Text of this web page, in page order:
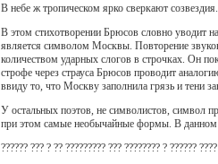
В небе ж тропическом ярко сверкают созвездия.
В этом стихотворении Брюсов словно уводит
является символом Москвы. Повторение
количеством ударных слогов в строчках. Он
строфе через страуса Брюсов проводит
ввиду то, что Москву заполнила грязь и тени
У остальных поэтов, не символистов, символ
при этом самые необычайные формы. В данном
?????? ??? ? ?? ????????? ??? ???????? ? ??????